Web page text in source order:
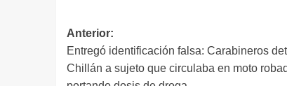
Anterior:
Entregó identificación falsa: Carabineros
Chillán a sujeto que circulaba en moto